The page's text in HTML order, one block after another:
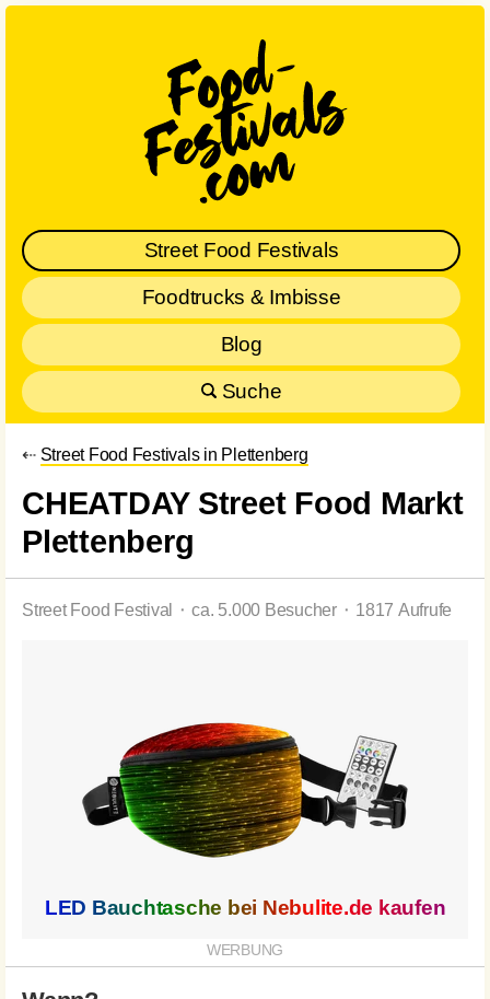
Street Food Festivals
Foodtrucks & Imbisse
Blog
Suche
⇠ Street Food Festivals in Plettenberg
CHEATDAY Street Food Markt
Plettenberg
Street Food Festival ⬝ ca. 5.000 Besucher ⬝ 1817 Aufrufe
LED Bauchtasche bei Nebulite.de kaufen